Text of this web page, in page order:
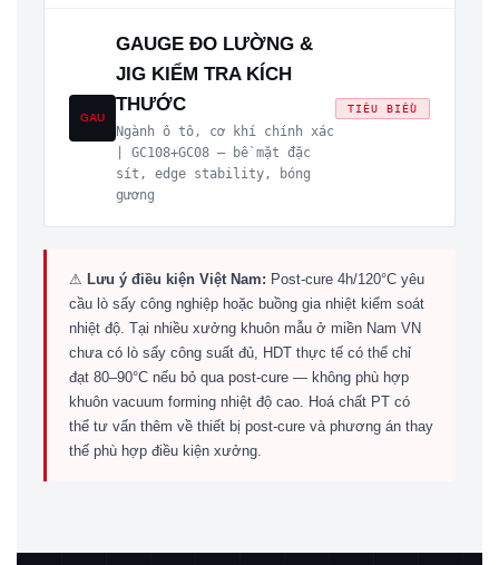
GAU
GAUGE ĐO LƯỜNG &
JIG KIỂM TRA KÍCH
THƯỚC
Ngành ô tô, cơ khí chính xác
| GC108+GC08 — bề mặt đặc
sít, edge stability, bóng
gương
TIÊU BIỂU
⚠ Lưu ý điều kiện Việt Nam: Post-cure 4h/120°C yêu
cầu lò sấy công nghiệp hoặc buồng gia nhiệt kiểm soát
nhiệt độ. Tại nhiều xưởng khuôn mẫu ở miền Nam VN
chưa có lò sấy công suất đủ, HDT thực tế có thể chỉ
đạt 80–90°C nếu bỏ qua post-cure — không phù hợp
khuôn vacuum forming nhiệt độ cao. Hoá chất PT có
thể tư vấn thêm về thiết bị post-cure và phương án thay
thế phù hợp điều kiện xưởng.